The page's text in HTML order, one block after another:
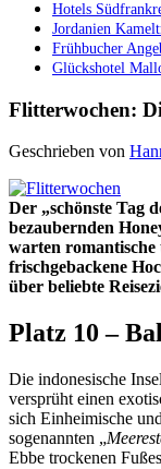
Hotels
Jordanien
Frühbucher
Glückshotel
Flitterwochen:
Geschrieben von
Der „schönste Tag
bezaubernden
warten
frischgebackene
über beliebte
Platz 10 –
Die indonesische
versprüht einen
sich Einheimische
sogenannten „
Ebbe trockenen